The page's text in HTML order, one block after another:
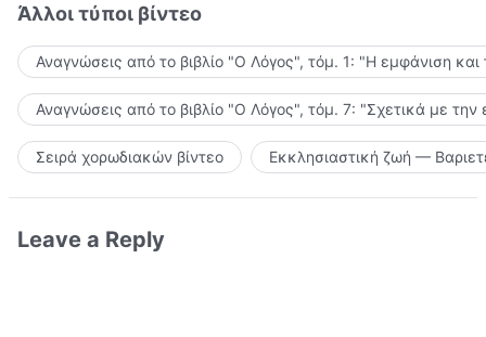
Άλλοι τύποι βίντεο
Αναγνώσεις από το βιβλίο "Ο Λόγος", τόμ. 1: "Η εμφάνιση
Αναγνώσεις από το βιβλίο "Ο Λόγος", τόμ. 7: "Σχετικά με την
Σειρά χορωδιακών βίντεο Εκκλησιαστική ζωή —
Leave a Reply